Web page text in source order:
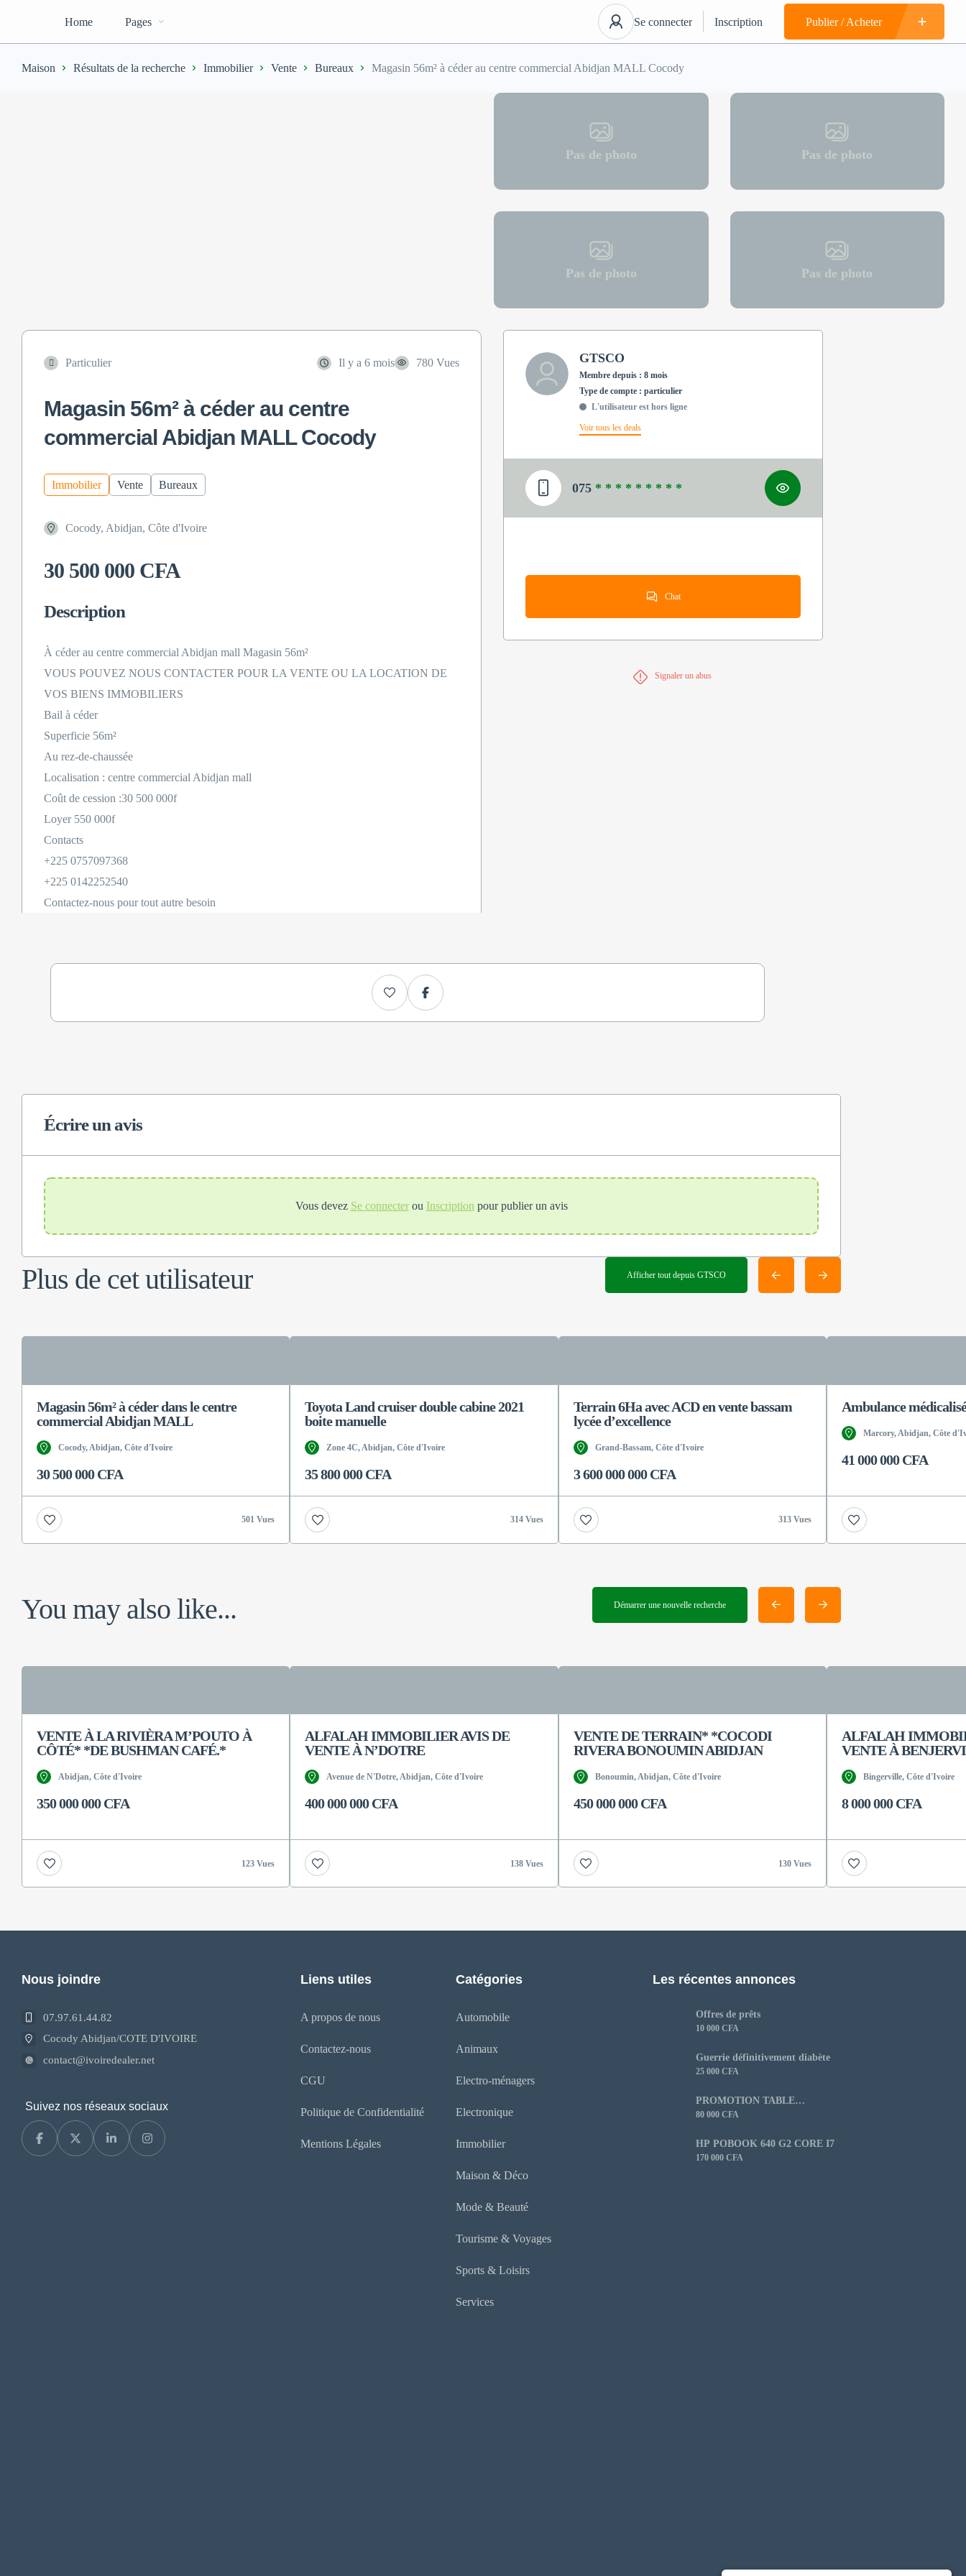
Home Pages Se connecter Inscription Publier / Acheter
Maison Résultats de la recherche Immobilier Vente Bureaux Magasin 56m² à céder au centre commercial Abidjan MALL Cocody
Pas de photo Pas de photo
Pas de photo Pas de photo
Particulier Il y a 6 mois 780 Vues
Magasin 56m² à céder au centre
commercial Abidjan MALL Cocody
Immobilier Vente Bureaux
Cocody, Abidjan, Côte d'Ivoire
30 500 000 CFA
Description
À céder au centre commercial Abidjan mall Magasin 56m²
VOUS POUVEZ NOUS CONTACTER POUR LA VENTE OU LA LOCATION DE
VOS BIENS IMMOBILIERS
Bail à céder
Superficie 56m²
Au rez-de-chaussée
Localisation : centre commercial Abidjan mall
Coût de cession :30 500 000f
Loyer 550 000f
Contacts
+225 0757097368
+225 0142252540
Contactez-nous pour tout autre besoin
GTSCO
Membre depuis : 8 mois
type de compte : particulier
L'utilisateur est hors ligne
Voir tous les deals
075 * * * * * * * * *
Chat
Signaler un abus
Écrire un avis
Vous devez Se connecter ou Inscription pour publier un avis
Plus de cet utilisateur Afficher tout depuis GTSCO
Magasin 56m² à céder dans le centre
commercial Abidjan MALL
Cocody, Abidjan, Côte d'Ivoire
30 500 000 CFA
501 Vues
Toyota Land cruiser double cabine 2021
boite manuelle
Zone 4C, Abidjan, Côte d'Ivoire
35 800 000 CFA
314 Vues
Terrain 6Ha avec ACD en vente bassam
lycée d’excellence
Grand-Bassam, Côte d'Ivoire
3 600 000 000 CFA
313 Vues
Ambulance
Marcory, Abidjan, Côte
41 000 000 CFA
You may also like... Démarrer une nouvelle recherche
VENTE À LA RIVIÈRA M’POUTO À
CÔTÉ* *DE BUSHMAN CAFÉ.*
Abidjan, Côte d'Ivoire
350 000 000 CFA
123 Vues
ALFALAH IMMOBILIER AVIS DE
VENTE À N’DOTRE
Avenue de N'Dotre, Abidjan, Côte d'Ivoire
400 000 000 CFA
138 Vues
VENTE DE TERRAIN* *COCODI
RIVERA BONOUMIN ABIDJAN
Bonoumin, Abidjan, Côte d'Ivoire
450 000 000 CFA
130 Vues
ALFALAH
VENTE À
Bingerville, Côte d'Ivoire
8 000 000 CFA
Nous joindre
07.97.61.44.82
Cocody Abidjan/COTE D'IVOIRE
contact@ivoiredealer.net
Suivez nos réseaux sociaux
Liens utiles
A propos de nous
Contactez-nous
CGU
Politique de Confidentialité
Mentions Légales
Catégories
Automobile
Animaux
Electro-ménagers
Electronique
Immobilier
Maison & Déco
Mode & Beauté
Tourisme & Voyages
Sports & Loisirs
Services
Les récentes annonces
Offres de prêts
10 000 CFA
Guerrie définitivement diabète
25 000 CFA
PROMOTION TABLE
CUISSON
80 000 CFA
HP POBOOK 640 G2 CORE I7
170 000 CFA